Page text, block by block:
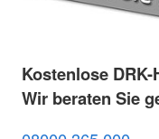
Kostenlose DRK-
Wir beraten Sie